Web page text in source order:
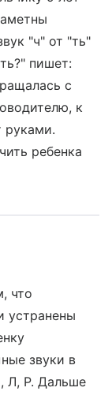
"ч" от "ть"
пишет:
с
к
руками.
ребенка
что
устранены
звуки в
Л, Р. Дальше